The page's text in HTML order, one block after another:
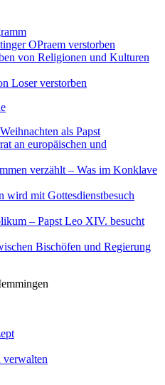
OPraem verstorben
von Religionen und Kulturen
Loser verstorben
als Papst
an europäischen und
verzählt – Was im Konklave
wird mit Gottesdienstbesuch
– Papst Leo XIV. besucht
Bischöfen und Regierung
verwalten